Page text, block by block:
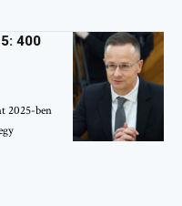
400
2025-ben